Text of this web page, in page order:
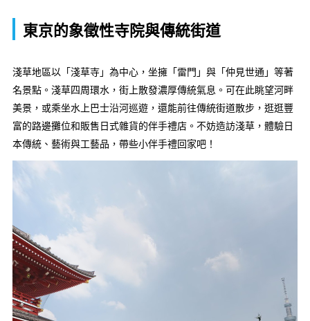
東京的象徵性寺院與傳統街道
淺草地區以「淺草寺」為中心，坐擁「雷門」與「仲見世通」等著
名景點。淺草四周環水，街上散發濃厚傳統氣息。可在此眺望河畔
美景，或乘坐水上巴士沿河巡遊，還能前往傳統街道散步，逛逛豐
富的路邊攤位和販售日式雜貨的伴手禮店。不妨造訪淺草，體驗日
本傳統、藝術與工藝品，帶些小伴手禮回家吧！